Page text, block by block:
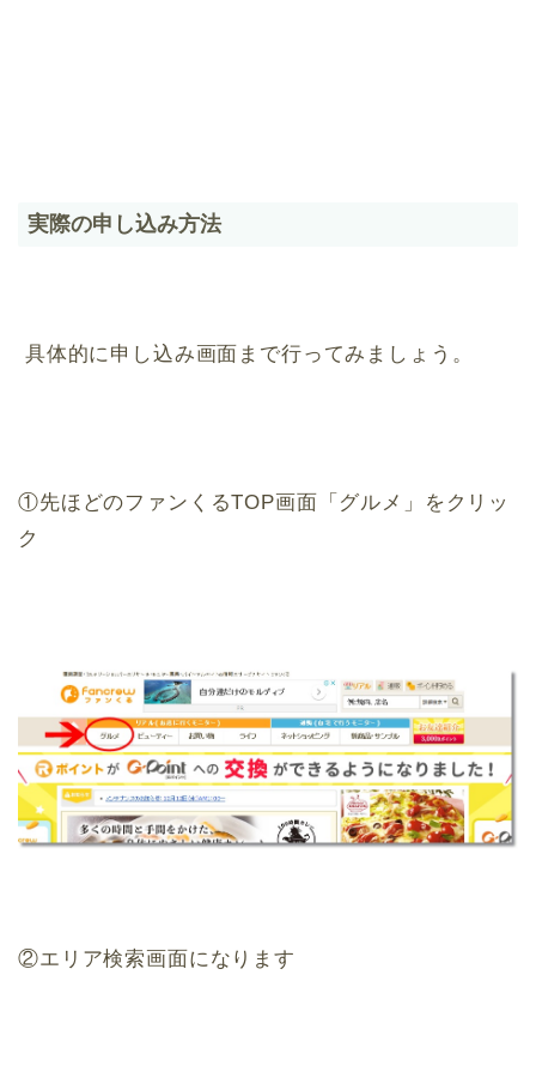
実際の申し込み方法
具体的に申し込み画面まで行ってみましょう。
①先ほどのファンくるTOP画面「グルメ」をクリッ
ク
②エリア検索画面になります